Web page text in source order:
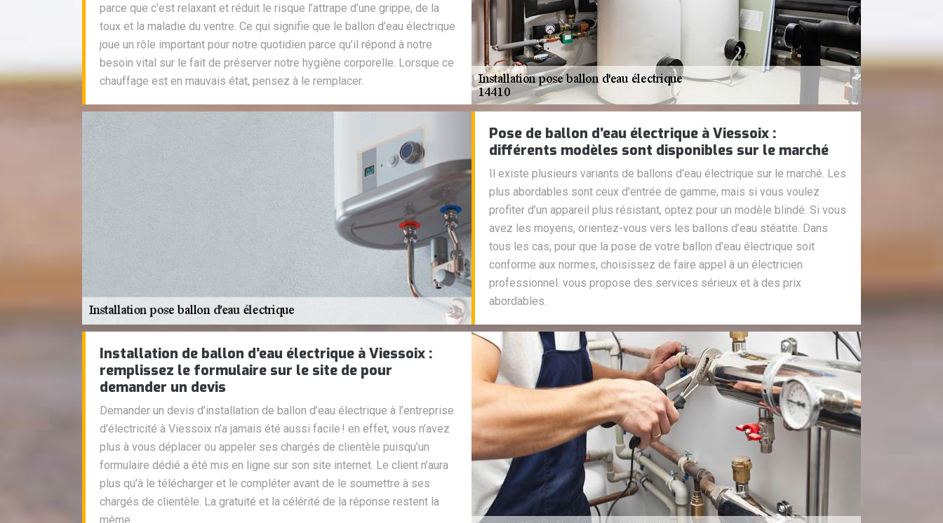
parce que c’est relaxant et réduit le risque l’attrape d’une grippe, de la
toux et la maladie du ventre. Ce qui signifie que le ballon d’eau électrique
joue un rôle important pour notre quotidien parce qu’il répond à notre
besoin vital sur le fait de préserver notre hygiène corporelle. Lorsque ce
chauffage est en mauvais état, pensez à le remplacer.
Pose de ballon d’eau électrique à Viessoix :
différents modèles sont disponibles sur le marché
Il existe plusieurs variants de ballons d’eau électrique sur le marché. Les
plus abordables sont ceux d’entrée de gamme, mais si vous voulez
profiter d’un appareil plus résistant, optez pour un modèle blindé. Si vous
avez les moyens, orientez-vous vers les ballons d’eau stéatite. Dans
tous les cas, pour que la pose de votre ballon d’eau électrique soit
conforme aux normes, choisissez de faire appel à un électricien
professionnel. vous propose des services sérieux et à des prix
abordables.
Installation de ballon d’eau électrique à Viessoix :
remplissez le formulaire sur le site de pour
demander un devis
Demander un devis d’installation de ballon d’eau électrique à l’entreprise
d’électricité à Viessoix n’a jamais été aussi facile ! en effet, vous n’avez
plus à vous déplacer ou appeler ses chargés de clientèle puisqu’un
formulaire dédié a été mis en ligne sur son site internet. Le client n’aura
plus qu’à le télécharger et le compléter avant de le soumettre à ses
chargés de clientèle. La gratuité et la célérité de la réponse restent la
même.